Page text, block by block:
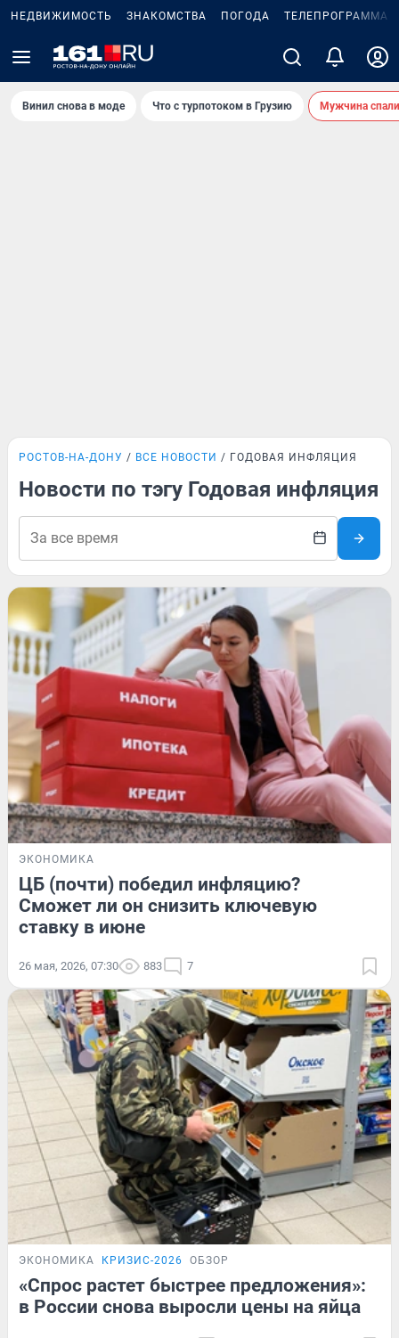
НЕДВИЖИМОСТЬ ЗНАКОМСТВА ПОГОДА ТЕЛЕПРОГРАММА
Винил снова в моде Что с турпотоком в Грузию Мужчина
РОСТОВ-НА-ДОНУ ВСЕ НОВОСТИ ГОДОВАЯ ИНФЛЯЦИЯ
Новости по тэгу Годовая инфляция
ЭКОНОМИКА
ЦБ (почти) победил инфляцию?
Сможет ли он снизить ключевую
ставку в июне
26 мая, 2026, 07:30 883 7
ЭКОНОМИКА КРИЗИС-2026 ОБЗОР
«Спрос растет быстрее предложения»:
в России снова выросли цены на яйца